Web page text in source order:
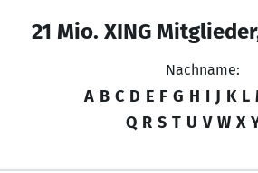
21 Mio. XING
Nachname:
A B C D E F G H I J K L
Q R S T U V W X